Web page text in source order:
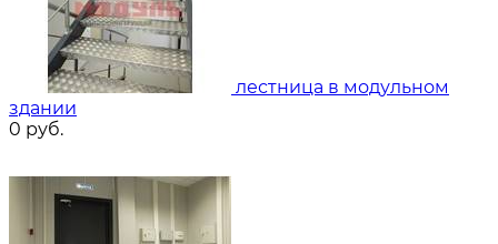
лестница в модульном
здании
0 руб.